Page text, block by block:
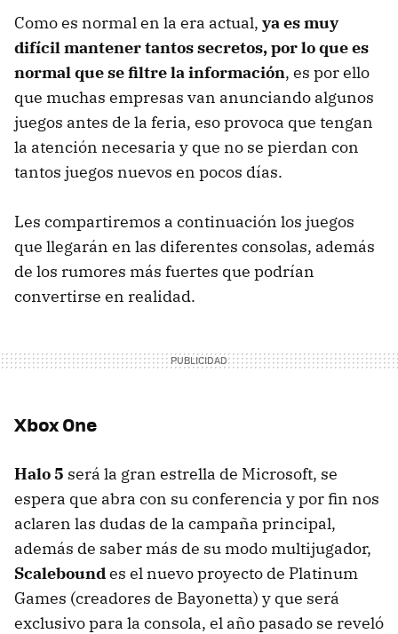
Como es normal en la era actual, ya es muy
difícil mantener tantos secretos, por lo que es
normal que se filtre la información, es por ello
que muchas empresas van anunciando algunos
juegos antes de la feria, eso provoca que tengan
la atención necesaria y que no se pierdan con
tantos juegos nuevos en pocos días.
Les compartiremos a continuación los juegos
que llegarán en las diferentes consolas, además
de los rumores más fuertes que podrían
convertirse en realidad.
Xbox One
Halo 5 será la gran estrella de Microsoft, se
espera que abra con su conferencia y por fin nos
aclaren las dudas de la campaña principal,
además de saber más de su modo multijugador,
Scaleboundes el nuevo proyecto de Platinum
Games (creadores de Bayonetta) y que será
exclusivo para la consola, el año pasado se reveló